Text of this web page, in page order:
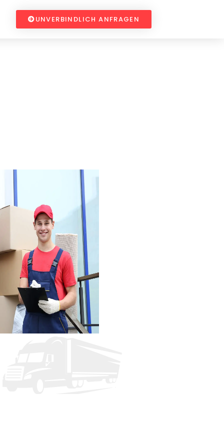
UNVERBINDLICH ANFRAGEN